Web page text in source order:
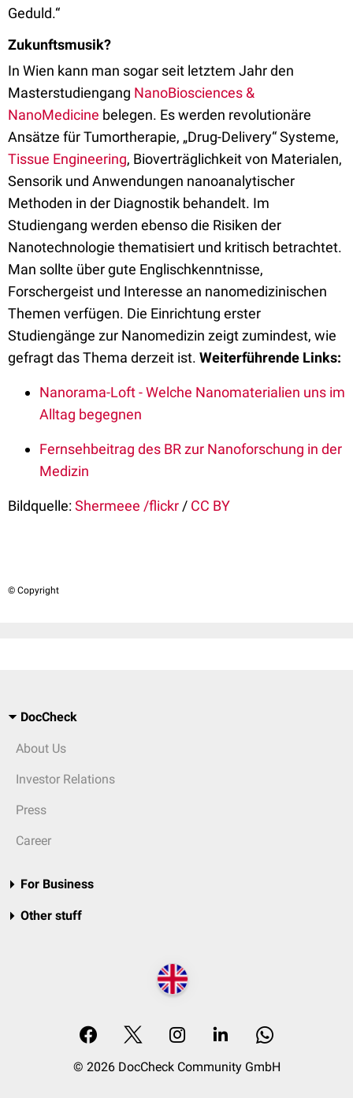
Geduld.“
Zukunftsmusik?
In Wien kann man sogar seit letztem Jahr den
Masterstudiengang NanoBiosciences &
NanoMedicine belegen. Es werden revolutionäre
Ansätze für Tumortherapie, „Drug-Delivery“ Systeme,
Tissue Engineering, Bioverträglichkeit von Materialen,
Sensorik und Anwendungen nanoanalytischer
Methoden in der Diagnostik behandelt. Im
Studiengang werden ebenso die Risiken der
Nanotechnologie thematisiert und kritisch betrachtet.
Man sollte über gute Englischkenntnisse,
Forschergeist und Interesse an nanomedizinischen
Themen verfügen. Die Einrichtung erster
Studiengänge zur Nanomedizin zeigt zumindest, wie
gefragt das Thema derzeit ist. Weiterführende Links:
Nanorama-Loft - Welche Nanomaterialien uns im
Alltag begegnen
Fernsehbeitrag des BR zur Nanoforschung in der
Medizin
Bildquelle:Shermeee /flickr / CC BY
© Copyright
DocCheck
About Us
Investor Relations
Press
Career
For Business
Other stuff
© 2026 DocCheck Community GmbH